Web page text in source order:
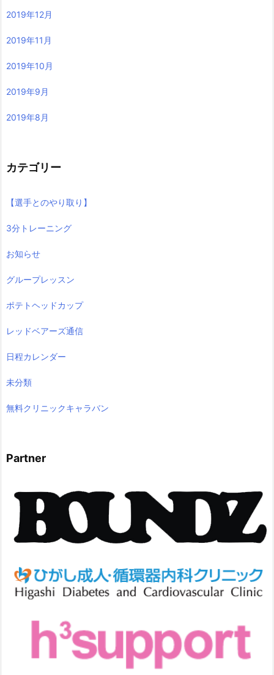
2019年12月
2019年11月
2019年10月
2019年9月
2019年8月
カテゴリー
【選手とのやり取り】
3分トレーニング
お知らせ
グループレッスン
ポテトヘッドカップ
レッドベアーズ通信
日程カレンダー
未分類
無料クリニックキャラバン
Partner